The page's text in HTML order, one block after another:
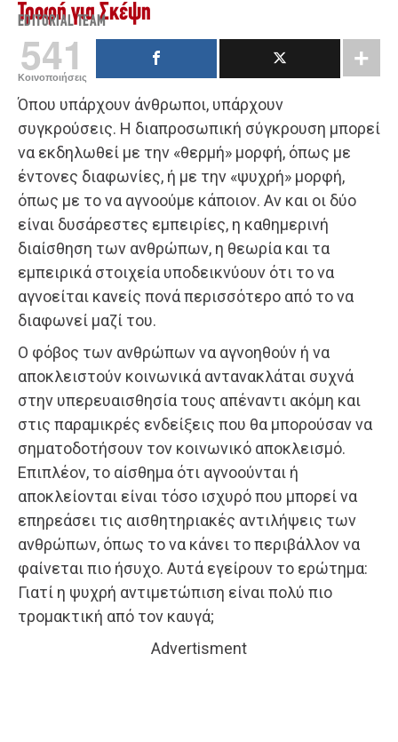
Τροφή για Σκέψη
EDITORIAL TEAM
541
Κοινοποιήσεις
Όπου υπάρχουν άνθρωποι, υπάρχουν
συγκρούσεις. Η διαπροσωπική σύγκρουση μπορεί
να εκδηλωθεί με την «θερμή» μορφή, όπως με
έντονες διαφωνίες, ή με την «ψυχρή» μορφή,
όπως με το να αγνοούμε κάποιον. Αν και οι δύο
είναι δυσάρεστες εμπειρίες, η καθημερινή
διαίσθηση των ανθρώπων, η θεωρία και τα
εμπειρικά στοιχεία υποδεικνύουν ότι το να
αγνοείται κανείς πονά περισσότερο από το να
διαφωνεί μαζί του.
Ο φόβος των ανθρώπων να αγνοηθούν ή να
αποκλειστούν κοινωνικά αντανακλάται συχνά
στην υπερευαισθησία τους απέναντι ακόμη και
στις παραμικρές ενδείξεις που θα μπορούσαν να
σηματοδοτήσουν τον κοινωνικό αποκλεισμό.
Επιπλέον, το αίσθημα ότι αγνοούνται ή
αποκλείονται είναι τόσο ισχυρό που μπορεί να
επηρεάσει τις αισθητηριακές αντιλήψεις των
ανθρώπων, όπως το να κάνει το περιβάλλον να
φαίνεται πιο ήσυχο. Αυτά εγείρουν το ερώτημα:
Γιατί η ψυχρή αντιμετώπιση είναι πολύ πιο
τρομακτική από τον καυγά;
Advertisment